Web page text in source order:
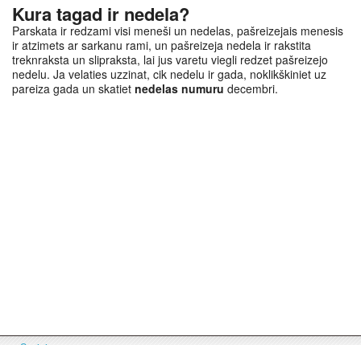
Kura tagad ir nedela?
Parskata ir redzami visi meneši un nedelas, pašreizejais menesis
ir atzimets ar sarkanu rami, un pašreizeja nedela ir rakstita
treknraksta un slipraksta, lai jus varetu viegli redzet pašreizejo
nedelu. Ja velaties uzzinat, cik nedelu ir gada, noklikškiniet uz
pareiza gada un skatiet nedelas numuru decembri.